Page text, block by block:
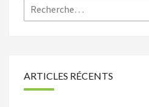
Rechercher :
ARTICLES RÉCENTS